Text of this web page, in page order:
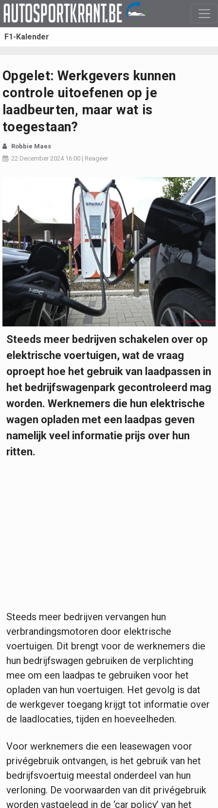
F1-Kalender
Opgelet: Werkgevers kunnen
controle uitoefenen op je
laadbeurten, maar wat is
toegestaan?
Robbie Maes
22 December 202416:00 | Reageer
Steeds meer bedrijven schakelen over op
elektrische voertuigen, wat de vraag
oproept hoe het gebruik van laadpassen in
het bedrijfswagenpark gecontroleerd mag
worden. Werknemers die hun elektrische
wagen opladen met een laadpas geven
namelijk veel informatie prijs over hun
ritten.
Steeds meer bedrijven vervangen hun
verbrandingsmotoren door elektrische
voertuigen. Dit brengt voor de werknemers die
hun bedrijfswagen gebruiken de verplichting
mee om een laadpas te gebruiken voor het
opladen van hun voertuigen. Het gevolg is dat
de werkgever toegang krijgt tot informatie over
de laadlocaties, tijden en hoeveelheden.
Voor werknemers die een leasewagen voor
privégebruik ontvangen, is het gebruik van het
bedrijfsvoertuig meestal onderdeel van hun
verloning. De voorwaarden van dit privégebruik
worden vastgelegd in de ‘car policy’ van het